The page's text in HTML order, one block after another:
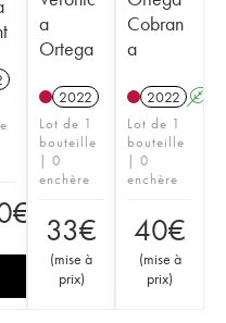
€
a
Ortega
2022
Lot de 1
bouteille
| 0
enchère
33€
(mise à
prix)
Cobran
a
2022 A
Lot de 1
bouteille
| 0
enchère
40€
(mise à
prix)